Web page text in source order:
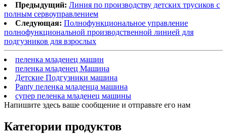
Предыдущий: Линия по производству детских трусиков с
полным сервоуправлением
Следующая: Полнофункциональное управление
полнофункциональной производственной линией для
подгузников для взрослых
пеленка младенец машин
пеленка младенец Машина
Детские Подгузники машина
Panty пеленка младенца машина
супер пеленка младенец машины
Напишите здесь ваше сообщение и отправьте его нам
Категории продуктов